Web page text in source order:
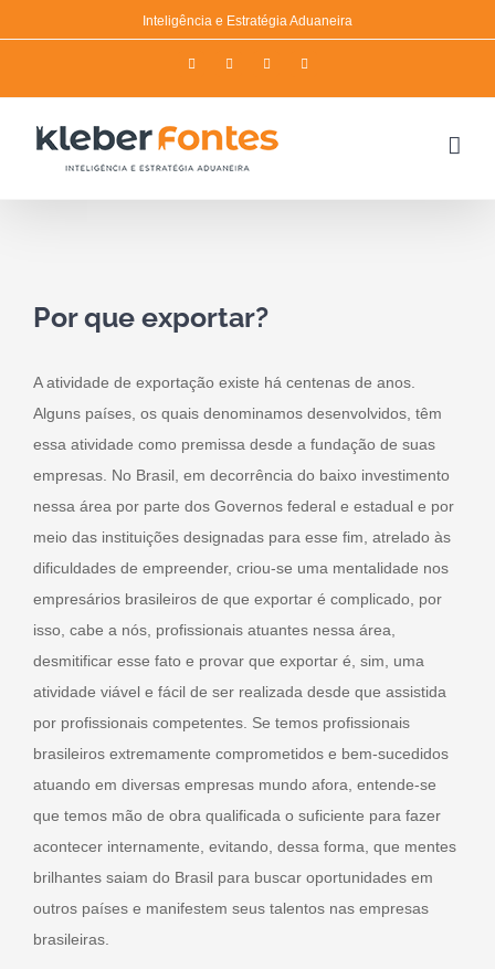
to
Inteligência e Estratégia Aduaneira
FacebookTwitter InstagramYouTube
Larger
Por que exportar?
A atividade de exportação existe há centenas de anos.
Alguns países, os quais denominamos desenvolvidos, têm
essa atividade como premissa desde a fundação de suas
empresas. No Brasil, em decorrência do baixo investimento
nessa área por parte dos Governos federal e estadual e por
meio das instituições designadas para esse fim, atrelado às
dificuldades de empreender, criou-se uma mentalidade nos
empresários brasileiros de que exportar é complicado, por
isso, cabe a nós, profissionais atuantes nessa área,
desmitificar esse fato e provar que exportar é, sim, uma
atividade viável e fácil de ser realizada desde que assistida
por profissionais competentes. Se temos profissionais
brasileiros extremamente comprometidos e bem-sucedidos
atuando em diversas empresas mundo afora, entende-se
que temos mão de obra qualificada o suficiente para fazer
acontecer internamente, evitando, dessa forma, que mentes
brilhantes saiam do Brasil para buscar oportunidades em
outros países e manifestem seus talentos nas empresas
brasileiras.